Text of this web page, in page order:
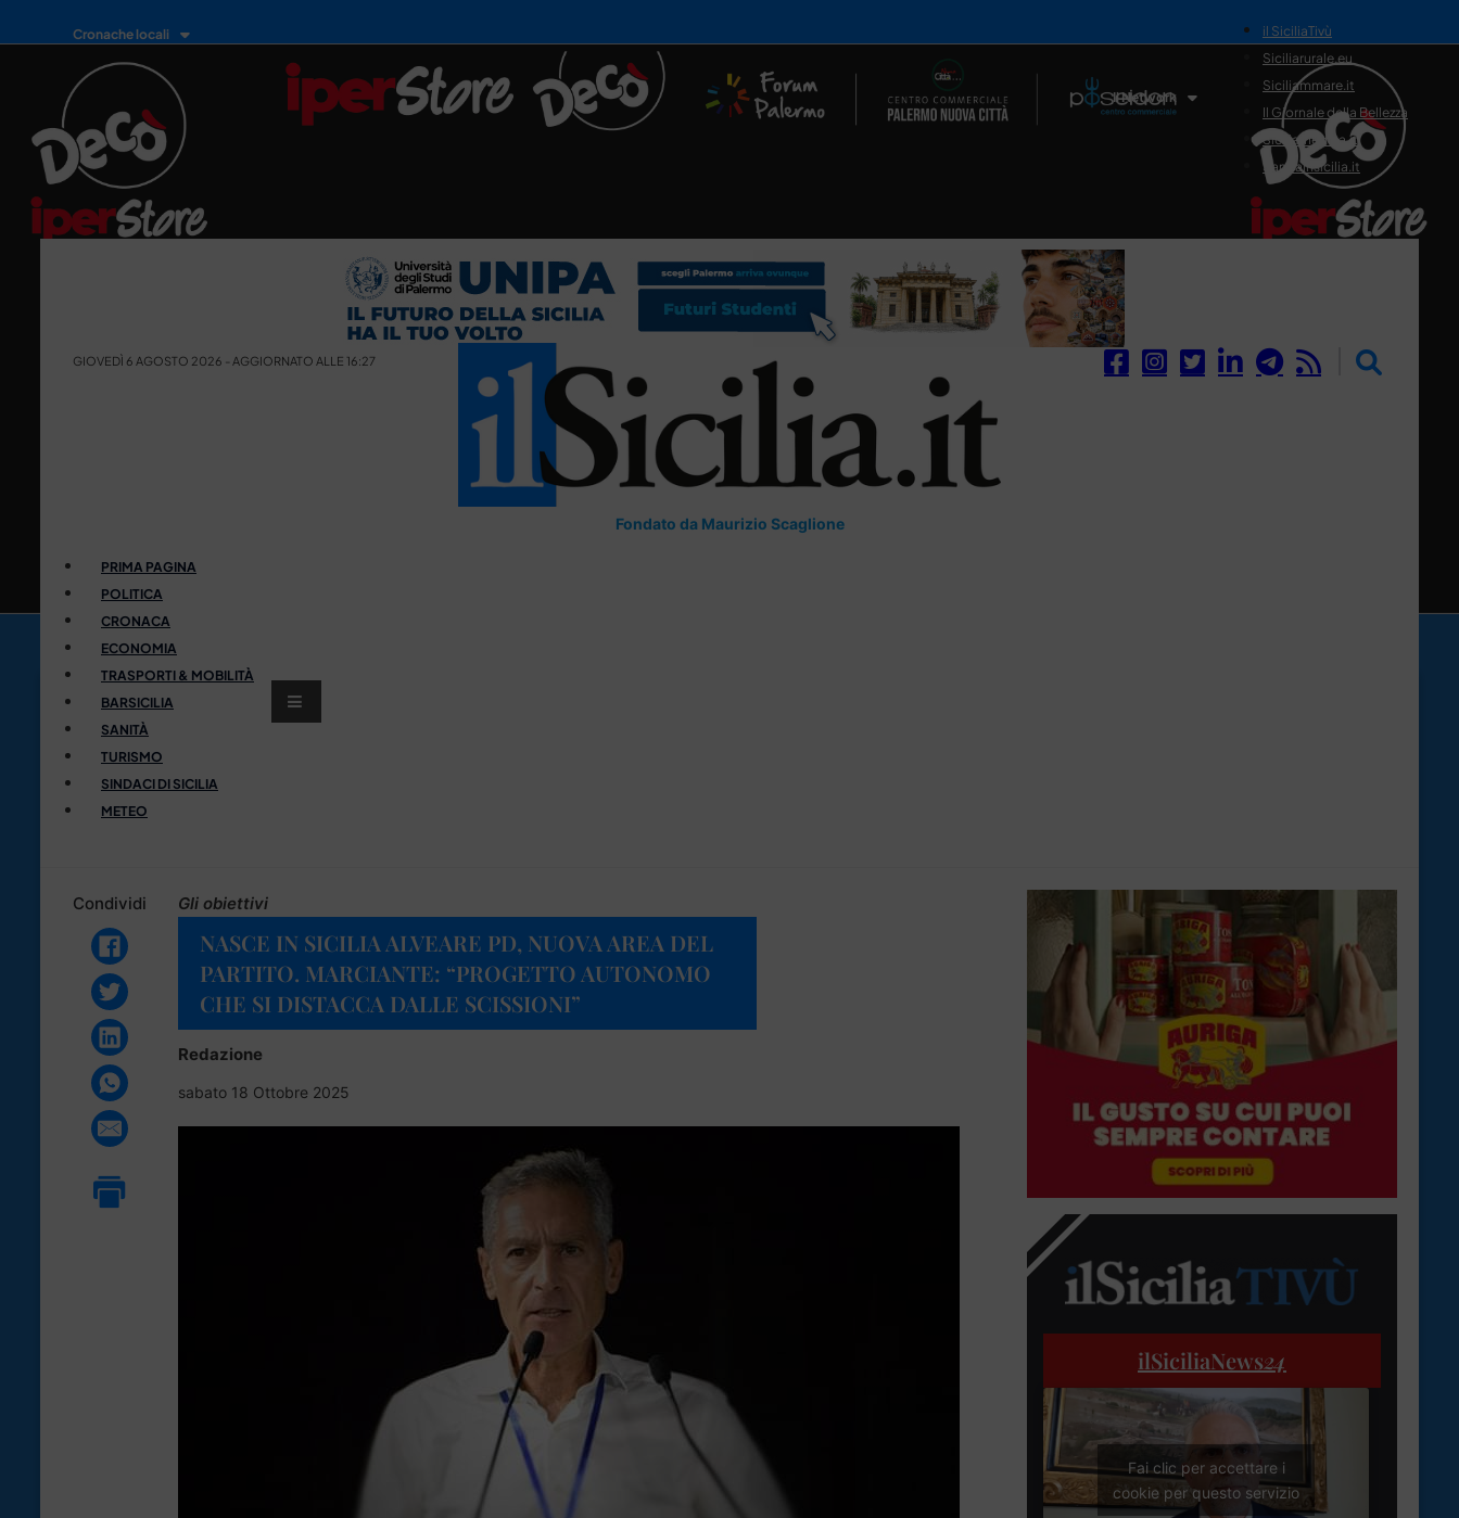
Cronache locali
Il Network
il SiciliaTivù
Siciliarurale.eu
Siciliammare.it
Il Giornale della Bellezza
Siciliamedica.it
Sanitainsicilia.it
GIOVEDÌ 6 AGOSTO 2026 - AGGIORNATO ALLE 16:27
Fondato da Maurizio Scaglione
PRIMA PAGINA
POLITICA
CRONACA
ECONOMIA
TRASPORTI & MOBILITÀ
BARSICILIA
SANITÀ
TURISMO
SINDACI DI SICILIA
METEO
Condividi Gli obiettivi
NASCE IN SICILIA ALVEARE PD, NUOVA AREA DEL
PARTITO. MARCIANTE: “PROGETTO AUTONOMO
CHE SI DISTACCA DALLE SCISSIONI”
Redazione
sabato 18 Ottobre 2025
ilSiciliaNews24
Fai clic per accettare i
cookie per questo servizio